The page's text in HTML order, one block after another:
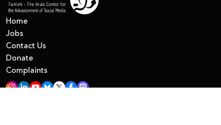
Home
Jobs
Contact Us
Donate
Complaints